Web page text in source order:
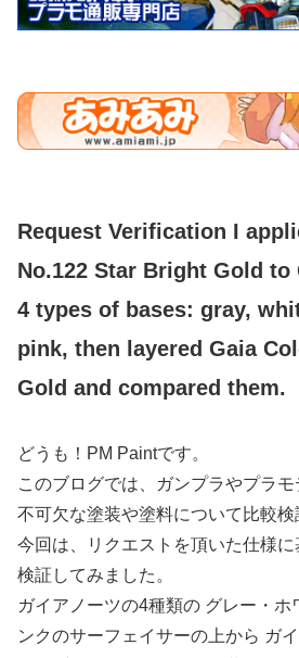
Request Verification I
No.122 Star Bright Gold to
4 types of bases: gray,
pink, then layered Gaia
Gold and compared them.
どうも！PM Paintです。
このブログでは、ガンプラやプラ
不可欠な塗装や塗料について比較検
今回は、リクエストを頂いた仕様
検証してみました。
ガイアノーツの4種類の グレー・
ンクのサーフェイサーの上から ガ